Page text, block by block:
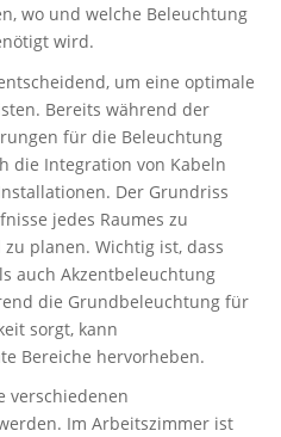
wo und welche Beleuchtung
wird.
um eine optimale
Bereits während der
für die Beleuchtung
die Integration von Kabeln
Der Grundriss
jedes Raumes zu
planen. Wichtig ist, dass
auch Akzentbeleuchtung
die Grundbeleuchtung für
sorgt, kann
Bereiche hervorheben.
verschiedenen
Im Arbeitszimmer ist